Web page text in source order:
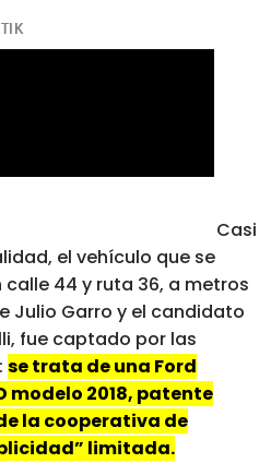
Casi
el vehículo que se
calle 44 y ruta 36, a metros
Julio Garro y el candidato
fue captado por las
se trata de una Ford
modelo 2018, patente
la cooperativa de
limitada.